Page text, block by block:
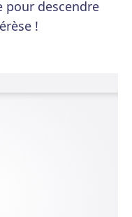
pour descendre
!